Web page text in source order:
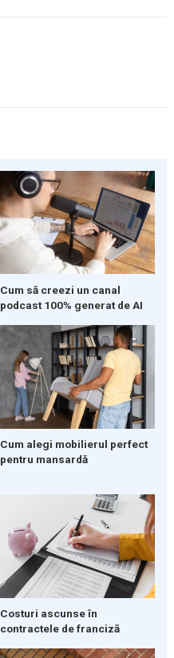
Cum să creezi un canal
podcast 100% generat de AI
Cum alegi mobilierul perfect
pentru mansardă
Costuri ascunse în
contractele de franciză